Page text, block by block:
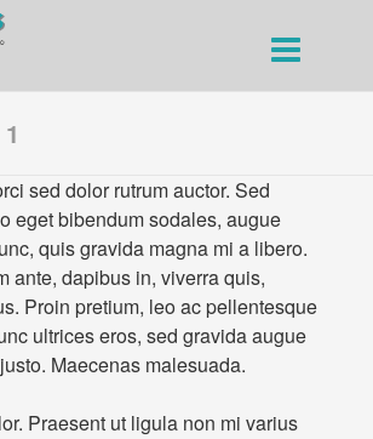
sed dolor rutrum auctor. Sed
eget bibendum sodales, augue
quis gravida magna mi a libero.
ante, dapibus in, viverra quis,
Proin pretium, leo ac pellentesque
ultrices eros, sed gravida augue
Maecenas malesuada.
Praesent ut ligula non mi varius